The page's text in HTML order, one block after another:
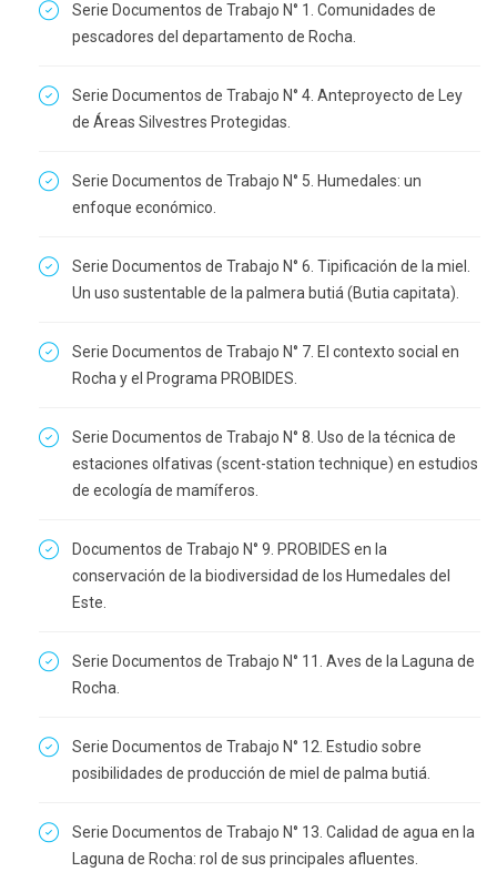
Serie Documentos de Trabajo N° 1. Comunidades de
pescadores del departamento de Rocha.
Serie Documentos de Trabajo N° 4. Anteproyecto de Ley
de Áreas Silvestres Protegidas.
Serie Documentos de Trabajo N° 5. Humedales: un
enfoque económico.
Serie Documentos de Trabajo N° 6. Tipificación de la miel.
Un uso sustentable de la palmera butiá (Butia capitata).
Serie Documentos de Trabajo N° 7. El contexto social en
Rocha y el Programa PROBIDES.
Serie Documentos de Trabajo N° 8. Uso de la técnica de
estaciones olfativas (scent-station technique) en estudios
de ecología de mamíferos.
Documentos de Trabajo N° 9. PROBIDES en la
conservación de la biodiversidad de los Humedales del
Este.
Serie Documentos de Trabajo N° 11. Aves de la Laguna de
Rocha.
Serie Documentos de Trabajo N° 12. Estudio sobre
posibilidades de producción de miel de palma butiá.
Serie Documentos de Trabajo N° 13. Calidad de agua en la
Laguna de Rocha: rol de sus principales afluentes.